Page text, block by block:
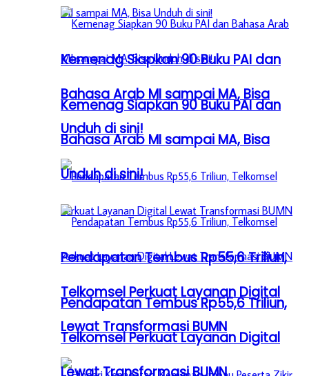
Kemenag Siapkan 90 Buku PAI dan
Bahasa Arab MI sampai MA, Bisa
Unduh di sini!
Pendapatan Tembus Rp55,6 Triliun,
Telkomsel Perkuat Layanan Digital
Lewat Transformasi BUMN
Kemenag Siapkan 90 Buku PAI dan
Bahasa Arab MI sampai MA, Bisa
Unduh di sini!
Pendapatan Tembus Rp55,6 Triliun,
Telkomsel Perkuat Layanan Digital
Lewat Transformasi BUMN